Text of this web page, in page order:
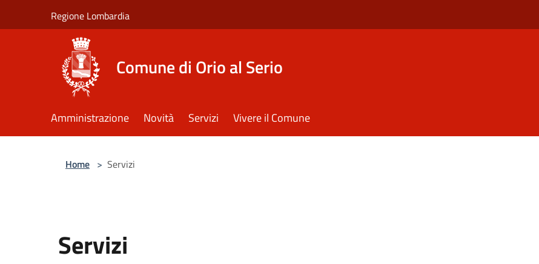
Regione Lombardia
Comune di Orio al Serio
Amministrazione Novità Servizi Vivere il Comune
Home > Servizi
Servizi